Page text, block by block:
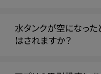
水タンクが空になっ
はされますか？